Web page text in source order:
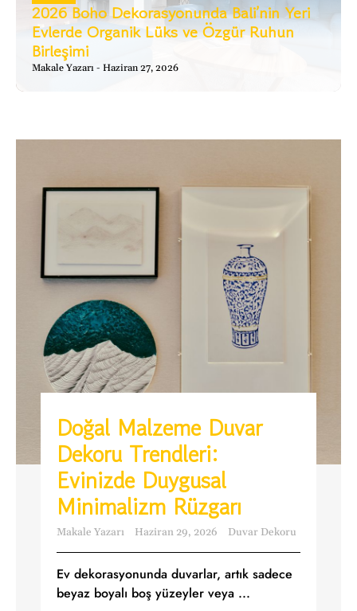
2026 Boho Dekorasyonunda Bali’nin Yeri
Evlerde Organik Lüks ve Özgür Ruhun
Birleşimi
Makale Yazarı Haziran 27, 2026
Doğal Malzeme Duvar
Dekoru Trendleri:
Evinizde Duygusal
Minimalizm Rüzgarı
Makale Yazarı Haziran 29, 2026 Duvar Dekoru
Ev dekorasyonunda duvarlar, artık sadece
beyaz boyalı boş yüzeyler veya ...